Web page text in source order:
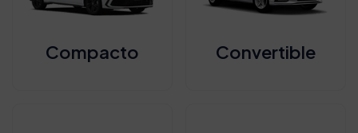
Compacto Convertible